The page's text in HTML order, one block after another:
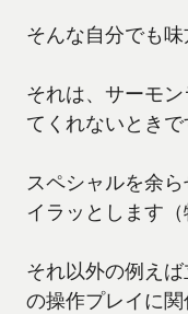
そんな自分でも味
それは、サーモ
てくれないときで
スペシャルを余
イラッとします（
それ以外の例え
の操作プレイに